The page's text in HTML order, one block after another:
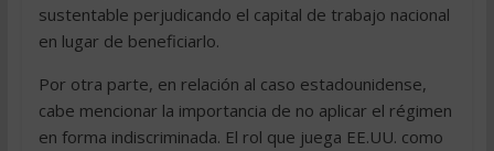
sustentable perjudicando el capital de trabajo nacional
en lugar de beneficiarlo.
Por otra parte, en relación al caso estadounidense,
cabe mencionar la importancia de no aplicar el régimen
en forma indiscriminada. El rol que juega EE.UU. como